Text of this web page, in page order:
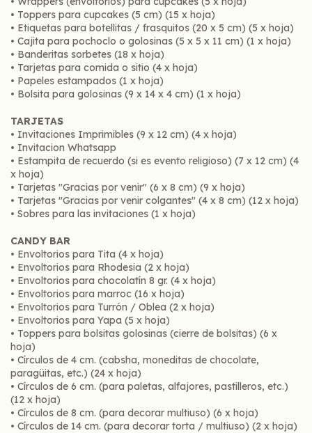
• Toppers para cupcakes (5 cm) (15 x hoja)
• Etiquetas para botellitas / frasquitos (20 x 5 cm) (5 x hoja)
• Cajita para pochoclo o golosinas (5 x 5 x 11 cm) (1 x hoja)
• Banderitas sorbetes (18 x hoja)
• Tarjetas para comida o sitio (4 x hoja)
• Papeles estampados (1 x hoja)
• Bolsita para golosinas (9 x 14 x 4 cm) (1 x hoja)
TARJETAS
• Invitaciones Imprimibles (9 x 12 cm) (4 x hoja)
• Invitacion Whatsapp
• Estampita de recuerdo (si es evento religioso) (7 x 12 cm) (4
x hoja)
• Tarjetas "Gracias por venir" (6 x 8 cm) (9 x hoja)
• Tarjetas "Gracias por venir colgantes" (4 x 8 cm) (12 x hoja)
• Sobres para las invitaciones (1 x hoja)
CANDY BAR
• Envoltorios para Tita (4 x hoja)
• Envoltorios para Rhodesia (2 x hoja)
• Envoltorios para chocolatín 8 gr. (4 x hoja)
• Envoltorios para marroc (16 x hoja)
• Envoltorios para Turrón / Oblea (2 x hoja)
• Envoltorios para Yapa (5 x hoja)
• Toppers para bolsitas golosinas (cierre de bolsitas) (6 x
hoja)
• Círculos de 4 cm. (cabsha, moneditas de chocolate,
paragüitas, etc.) (24 x hoja)
• Círculos de 6 cm. (para paletas, alfajores, pastilleros, etc.)
(12 x hoja)
• Círculos de 8 cm. (para decorar multiuso) (6 x hoja)
• Círculos de 14 cm. (para decorar torta / multiuso) (2 x hoja)